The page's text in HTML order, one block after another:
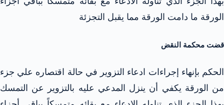
الورقة ما دامت الورقة مما يقبل التجزئة
قضت محكمة النقض
الحكم بإنهاء إجراءات ادعاء التزوير في حالة اقتصاره علي جزء
من الورقة يكفي أن ينزل المدعي عليه بالتزوير عن التمسك